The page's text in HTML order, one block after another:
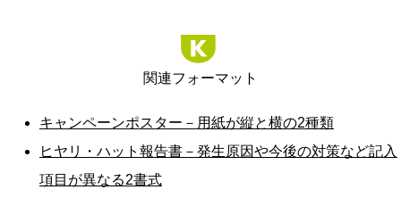
関連フォーマット
キャンペーンポスター－用紙が縦と横の2種類
ヒヤリ・ハット報告書－発生原因や今後の対策など記入
項目が異なる2書式